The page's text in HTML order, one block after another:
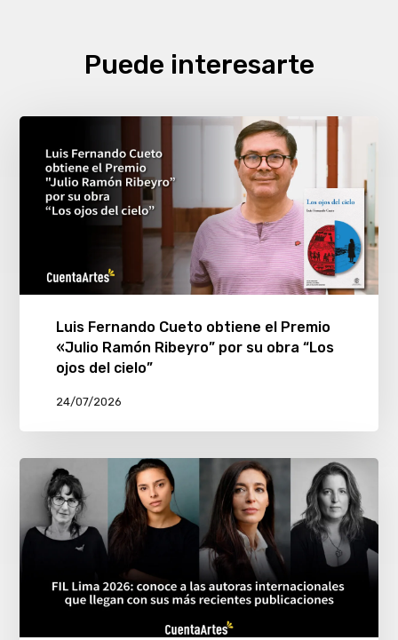
Puede interesarte
Luis Fernando Cueto obtiene el Premio
«Julio Ramón Ribeyro” por su obra “Los
ojos del cielo”
24/07/2026